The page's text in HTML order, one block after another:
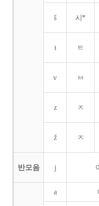
š 시*
t ㅌ
v ㅂ
z ㅈ
ž ㅈ
반모음 j
a